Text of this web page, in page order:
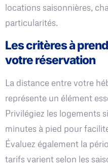
locations saisonnières,
particularités.
Les critères à
votre réservation
La distance entre votre
représente un élément
Privilégiez les logements
minutes à pied pour
Évaluez également la
tarifs varient selon les